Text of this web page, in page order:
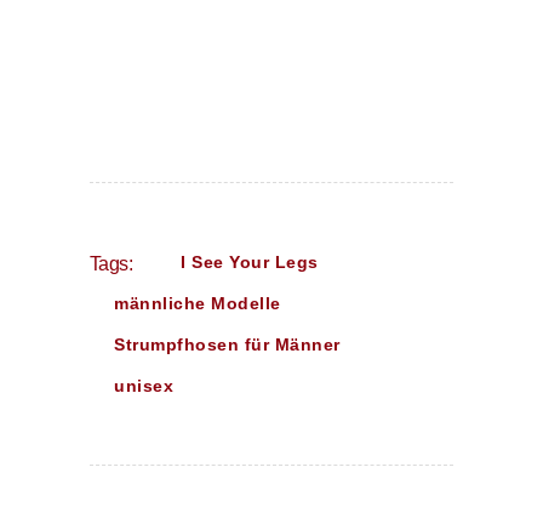
Tags: I See Your Legs
männliche Modelle
Strumpfhosen für Männer
unisex